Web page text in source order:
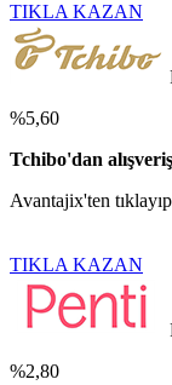
TIKLA KAZAN
%5,60
Tchibo'dan
Avantajix'ten
TIKLA KAZAN
%2,80